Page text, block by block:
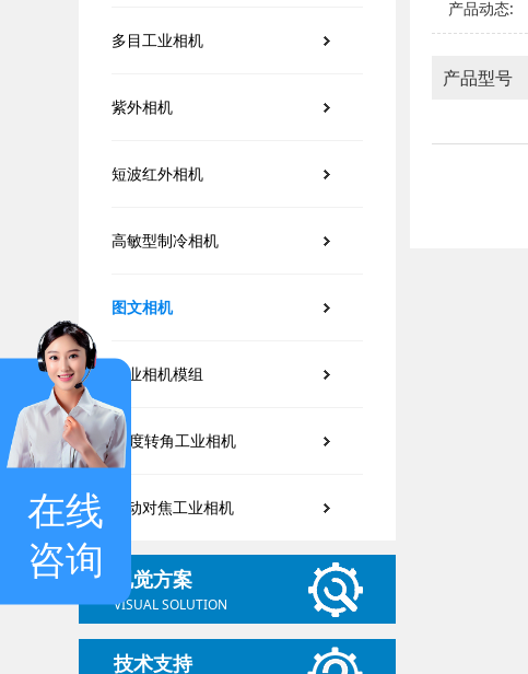
多目工业相机
紫外相机
短波红外相机
高敏型制冷相机
图文相机
工业相机模组
90度转角工业相机
自动对焦工业相机
视觉方案
VISUAL SOLUTION
技术支持
产品动态:
产品型号
在线
咨询